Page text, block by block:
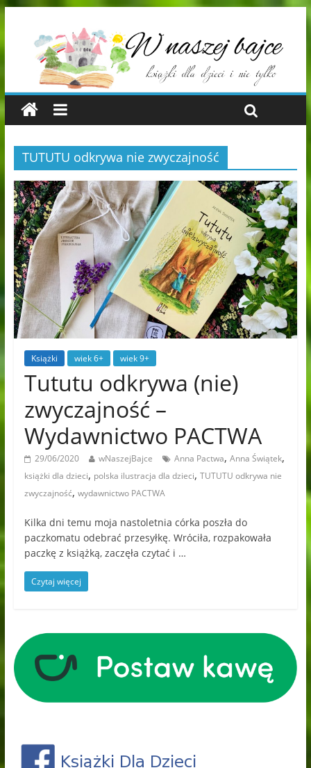
TUTUTU odkrywa nie zwyczajność
Książki wiek 6+ wiek 9+
Tututu odkrywa (nie)
zwyczajność –
Wydawnictwo PACTWA
29/06/2020 wNaszejBajce Anna Pactwa, Anna Świątek,
książki dla dzieci, polska ilustracja dla dzieci, TUTUTU odkrywa nie
zwyczajność, wydawnictwo PACTWA
Kilka dni temu moja nastoletnia córka poszła do
paczkomatu odebrać przesyłkę. Wróciła, rozpakowała
paczkę z książką, zaczęła czytać i …
Czytaj więcej